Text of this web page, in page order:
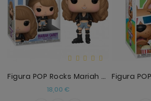
Figura POP Rocks Mariah Carey
18,00 €Precio